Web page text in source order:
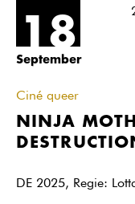
18
September
Ciné queer
NINJA
DE 2025, Regie: